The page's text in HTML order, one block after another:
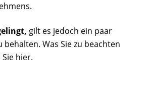
gilt es jedoch ein paar
behalten. Was Sie zu beachten
hier.